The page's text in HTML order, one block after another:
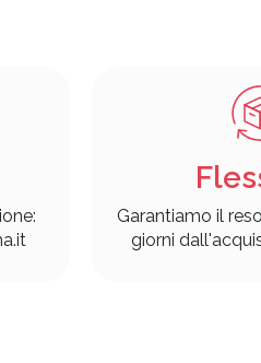
Garantiamo il
giorni